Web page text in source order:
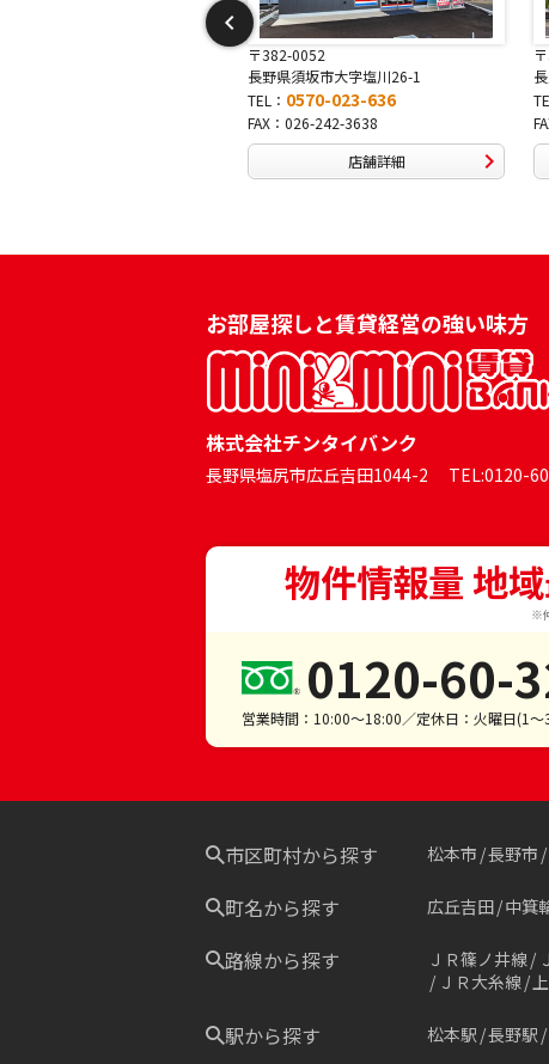
〒381-0042
長野県長野市稲田2-7-43
TEL：0570-025-457
FAX：026-254-5778
店舗詳細
お部屋探しと賃貸経営の強い味方
株式会社チンタイバンク
長野県塩尻市広丘吉田1044-2 TEL:0120-
物件情報量 地
※
0120-60-
営業時間：10:00～18:00／定休日：火曜日(1～
市区町村から探す 松本市 長野市
町名から探す 広丘吉田 中箕
路線から探す ＪＲ篠ノ井線
ＪＲ大糸線
駅から探す 松本駅 長野駅